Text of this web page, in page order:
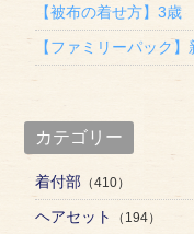
【被布の着せ方】3
【ファミリーパック
カテゴリー
着付部 （410）
ヘアセット （194）